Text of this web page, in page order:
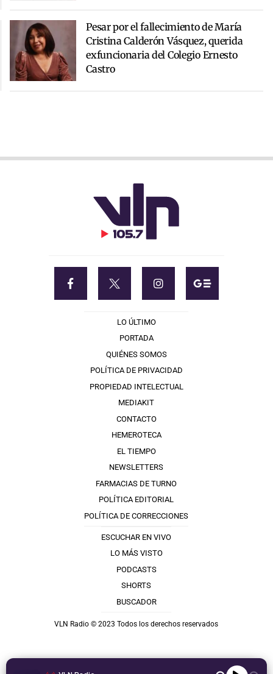
Pesar por el fallecimiento de María
Cristina Calderón Vásquez, querida
exfuncionaria del Colegio Ernesto
Castro
LO ÚLTIMO
PORTADA
QUIÉNES SOMOS
POLÍTICA DE PRIVACIDAD
PROPIEDAD INTELECTUAL
MEDIAKIT
CONTACTO
HEMEROTECA
EL TIEMPO
NEWSLETTERS
FARMACIAS DE TURNO
POLÍTICA EDITORIAL
POLÍTICA DE CORRECCIONES
ESCUCHAR EN VIVO
LO MÁS VISTO
PODCASTS
SHORTS
BUSCADOR
VLN Radio © 2023 Todos los derechos reservados